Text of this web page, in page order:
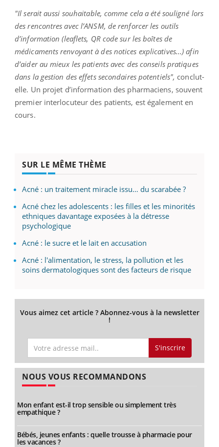
"Il serait aussi souhaitable, comme cela a été souligné lors
des rencontres avec l’ANSM, de renforcer les outils
d’information (leaflets, QR code sur les boîtes de
médicaments renvoyant à des notices explicatives...) afin
d’aider au mieux les patients avec des conseils pratiques
dans la gestion des effets secondaires potentiels", conclut-
elle. Un projet d’information des pharmaciens, souvent
premier interlocuteur des patients, est également en
cours.
SUR LE MÊME THÈME
Acné : un traitement miracle issu… du scarabée ?
Acné chez les adolescents : les filles et les minorités
ethniques davantage exposées à la détresse
psychologique
Acné : le sucre et le lait en accusation
Acné : l'alimentation, le stress, la pollution et les
soins dermatologiques sont des facteurs de risque
Vous aimez cet article ? Abonnez-vous à la newsletter
!
S'inscrire
NOUS VOUS RECOMMANDONS
Mon enfant est-il trop sensible ou simplement très
empathique ?
Bébés, jeunes enfants : quelle trousse à pharmacie pour
les vacances ?